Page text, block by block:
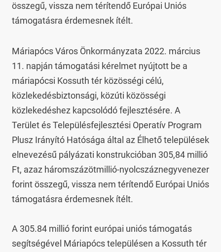
összegű, vissza nem térítendő Európai Uniós
támogatásra érdemesnek ítélt.
Máriapócs Város Önkormányzata 2022. március
11. napján támogatási kérelmet nyújtott be a
máriapócsi Kossuth tér közösségi célú,
közlekedésbiztonsági, közúti közösségi
közlekedéshez kapcsolódó fejlesztésére. A
Terület és Településfejlesztési Operatív Program
Plusz Irányító Hatósága által az Élhető települések
elnevezésű pályázati konstrukcióban 305,84 millió
Ft, azaz háromszázötmillió-nyolcszáznegyvenezer
forint összegű, vissza nem térítendő Európai Uniós
támogatásra érdemesnek ítélt.
A 305.84 millió forint európai uniós támogatás
segítségével Máriapócs településen a Kossuth tér